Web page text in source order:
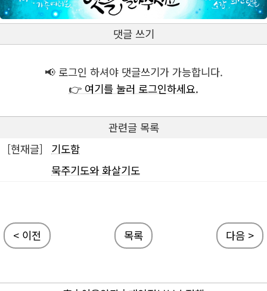
댓글 쓰기
📢 로그인 하셔야 댓글쓰기가 가능합니다.
👉 여기를 눌러 로그인하세요.
관련글 목록
[현재글]
기도함
묵주기도와 화살기도
< 이전 목록 다음 >